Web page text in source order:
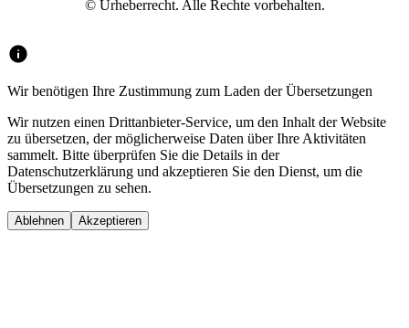
© Urheberrecht. Alle Rechte vorbehalten.
Wir benötigen Ihre Zustimmung zum Laden der Übersetzungen
Wir nutzen einen Drittanbieter-Service, um den Inhalt der Website
zu übersetzen, der möglicherweise Daten über Ihre Aktivitäten
sammelt. Bitte überprüfen Sie die Details in der
Datenschutzerklärung und akzeptieren Sie den Dienst, um die
Übersetzungen zu sehen.
Ablehnen Akzeptieren